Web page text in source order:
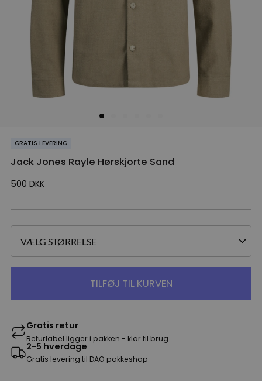
GRATIS LEVERING
Jack Jones Rayle Hørskjorte Sand
500 DKK
TILFØJ TIL KURVEN
Gratis retur
Returlabel ligger i pakken - klar til brug
2-5 hverdage
Gratis levering til DAO pakkeshop